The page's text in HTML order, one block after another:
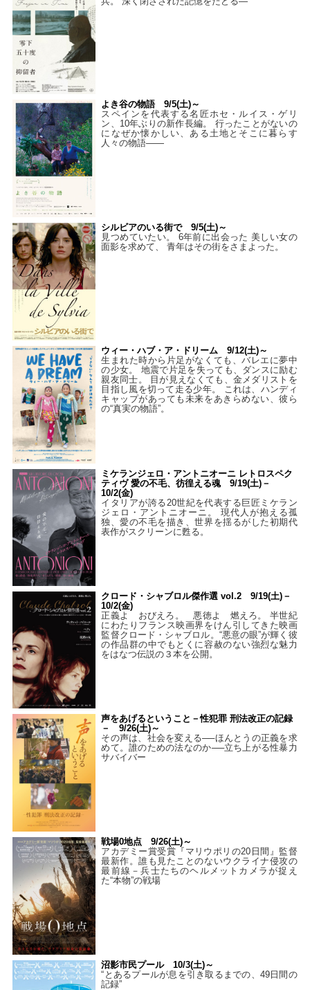
よき谷の物語 9/5(土)～
スペインを代表する名匠ホセ・ルイス・ゲリ
ン、10年ぶりの新作長編。 行ったことがないの
になぜか懐かしい、ある土地とそこに暮らす
人々の物語――
シルビアのいる街で 9/5(土)～
見つめていたい。 6年前に出会った 美しい女の
面影を求めて、 青年はその街をさまよった。
ウィー・ハブ・ア・ドリーム 9/12(土)～
生まれた時から片足がなくても、バレエに夢中
の少女。 地震で片足を失っても、ダンスに励む
親友同士。 目が見えなくても、金メダリストを
目指し風を切って走る少年。 これは、ハンディ
キャップがあっても未来をあきらめない、彼ら
の“真実の物語”。
ミケランジェロ・アントニオーニ レトロスペク
ティヴ 愛の不毛、彷徨える魂 9/19(土)－
10/2(金)
イタリアが誇る20世紀を代表する巨匠ミケラン
ジェロ・アントニオーニ。 現代人が抱える孤
独、愛の不毛を描き、世界を揺るがした初期代
表作がスクリーンに甦る。
クロード・シャブロル傑作選 vol.2 9/19(土)－
10/2(金)
正義よ おびえろ。 悪徳よ 燃えろ。 半世紀
にわたりフランス映画界をけん引してきた映画
監督クロード・シャブロル。“悪意の眼”が輝く彼
の作品群の中でもとくに容赦のない強烈な魅力
をはなつ伝説の３本を公開。
声をあげるということ－性犯罪 刑法改正の記録
－ 9/26(土)～
その声は、社会を変える──ほんとうの正義を求
めて。誰のための法なのか──立ち上がる性暴力
サバイバー
戦場0地点 9/26(土)～
アカデミー賞受賞『マリウポリの20日間』監督
最新作。誰も見たことのないウクライナ侵攻の
最前線－兵士たちのヘルメットカメラが捉え
た“本物”の戦場
沼影市民プール 10/3(土)～
“とあるプールが息を引き取るまでの、49日間の
記録”